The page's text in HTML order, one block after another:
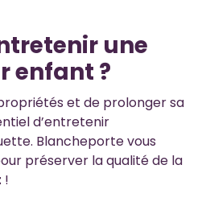
une
enfant ?
et de prolonger sa
d’entretenir
Blancheporte vous
préserver la qualité de la
!